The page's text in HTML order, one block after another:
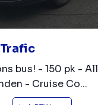
bus! - 150 pk - All
- Cruise Co...